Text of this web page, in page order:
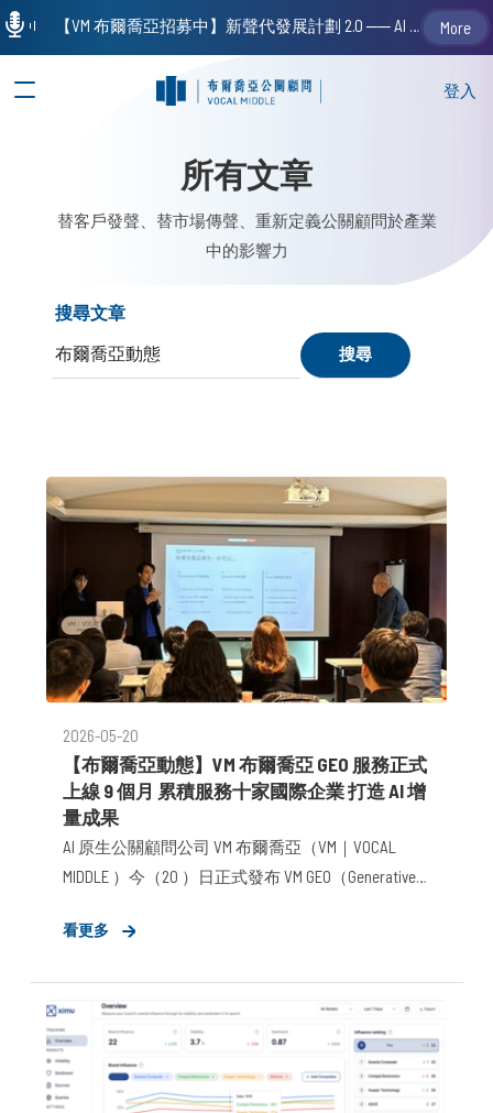
登入
所有文章
替客戶發聲、替市場傳聲、重新定義公關顧問於產業
中的影響力
搜尋文章
2026-05-20
【布爾喬亞動態】VM 布爾喬亞 GEO 服務正式
上線 9 個月 累積服務十家國際企業 打造 AI 增
量成果
AI 原生公關顧問公司 VM 布爾喬亞（VM｜VOCAL
MIDDLE ）今（20 ）日正式發布 VM GEO（Generative
析、策略、優化」四階段閉環方法論為核心，目前
統廣告方案的成本降低 50 % 。VM 布爾喬亞團隊橫
跨台灣、矽谷、上海三地，以 7×24 全時段運作支援
跨時區客戶，是台灣目前唯一、全球少數同時具備
看更多
【VM 布爾喬亞招募中】新聲代發展計劃 2.0 ── AI PR 人才加速養成計劃（歡迎「應屆畢業生」、「一年以下相關 / 三年以下非相關經驗工作者」申請加入） More